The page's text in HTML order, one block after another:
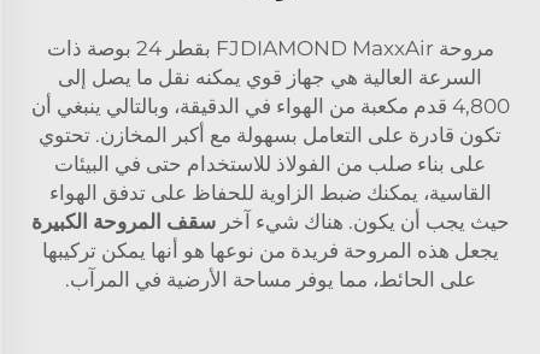
مروحة FJDIAMOND MaxxAir بقطر 24 بوصة ذات
السرعة العالية هي جهاز قوي يمكنه نقل ما يصل إلى
4,800 قدم مكعبة من الهواء في الدقيقة، وبالتالي ينبغي أن
تكون قادرة على التعامل بسهولة مع أكبر المخازن. تحتوي
على بناء صلب من الفولاذ للاستخدام حتى في البيئات
القاسية، يمكنك ضبط الزاوية للحفاظ على تدفق الهواء
حيث يجب أن يكون. هناك شيء آخرسقف المروحة الكبيرة
يجعل هذه المروحة فريدة من نوعها هو أنها يمكن تركيبها
على الحائط، مما يوفر مساحة الأرضية في المرآب.